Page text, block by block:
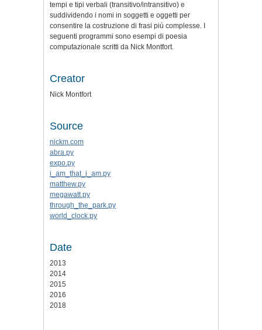
tempi e tipi verbali (transitivo/intransitivo) e
suddividendo i nomi in soggetti e oggetti per
consentire la costruzione di frasi più complesse. I
seguenti programmi sono esempi di poesia
computazionale scritti da Nick Montfort.
Creator
Nick Montfort
Source
nickm.com
abra.py
expo.py
i_am_that_i_am.py
matthew.py
megawatt.py
through_the_park.py
world_clock.py
Date
2013
2014
2015
2016
2018